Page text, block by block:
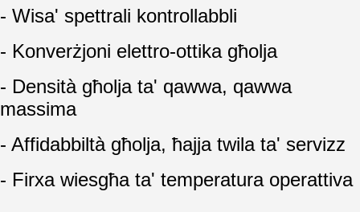
- Wisa' spettrali kontrollabbli
- Konverżjoni elettro-ottika għolja
- Densità għolja ta' qawwa, qawwa
massima
- Affidabbiltà għolja, ħajja twila ta' servizz
- Firxa wiesgħa ta' temperatura operattiva